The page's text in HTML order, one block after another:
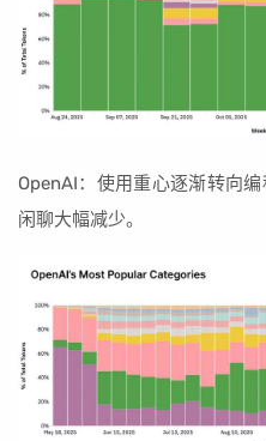
OpenAI：使用重心逐渐转向
闲聊大幅减少。